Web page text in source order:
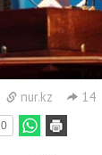
nur.kz 14
0